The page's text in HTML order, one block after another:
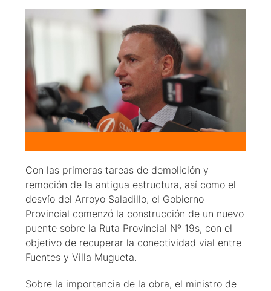
Con las primeras tareas de demolición y
remoción de la antigua estructura, así como el
desvío del Arroyo Saladillo, el Gobierno
Provincial comenzó la construcción de un nuevo
puente sobre la Ruta Provincial Nº 19s, con el
objetivo de recuperar la conectividad vial entre
Fuentes y Villa Mugueta.
Sobre la importancia de la obra, el ministro de